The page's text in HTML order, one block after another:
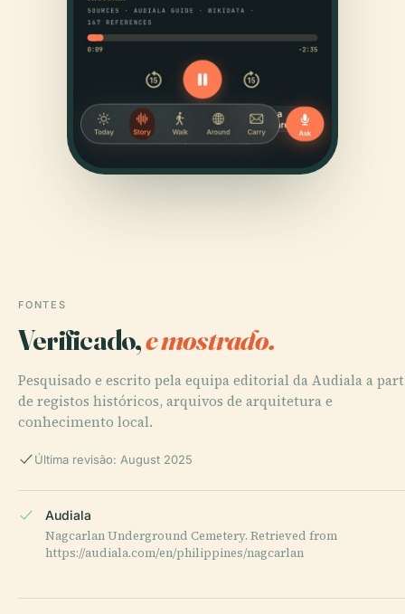
FONTES
Verificado,e mostrado.
Pesquisado e escrito pela equipa editorial da Audiala a
de registos históricos, arquivos de arquitetura e
conhecimento local.
Última revisão: August 2025
Audiala
Nagcarlan Underground Cemetery. Retrieved from
https://audiala.com/en/philippines/nagcarlan